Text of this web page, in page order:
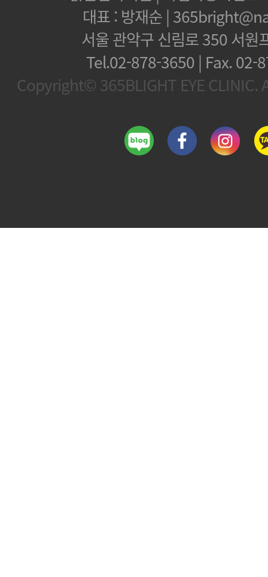
대표 : 방재순 |
서울 관악구 신림로 350 서원
Tel.02-878-3650 | Fax.02-
Copyright© 365BLIGHT EYE